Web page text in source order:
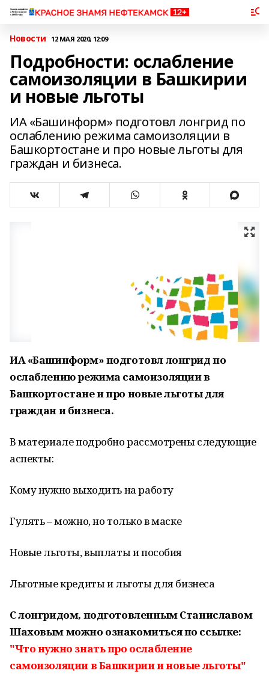
Новости 12 МАЯ 2020, 12:09
Подробности: ослабление
самоизоляции в Башкирии
и новые льготы
ИА «Башинформ» подготовл лонгрид по
ослаблению режима самоизоляции в
Башкортостане и про новые льготы для
граждан и бизнеса.
ИА «Башинформ» подготовл лонгрид по
ослаблению режима самоизоляции в
Башкортостане и про новые льготы для
граждан и бизнеса.
В материале подробно рассмотрены следующие
аспекты:
Кому нужно выходить на работу
Гулять – можно, но только в маске
Новые льготы, выплаты и пособия
Льготные кредиты и льготы для бизнеса
С лонгридом, подготовленным Станиславом
Шаховым можно ознакомиться по ссылке:
"Что нужно знать про ослабление
самоизоляции в Башкирии и новые льготы"